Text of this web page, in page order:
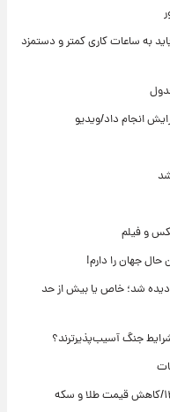
به ساعات کاری کمتر و دستمزد
انجام داد/ویدیو
و فیلم
جهان را دارم!
دیده شد؛ خاص یا بیش از حد
جنگ آسیب‌پذیرترند؟